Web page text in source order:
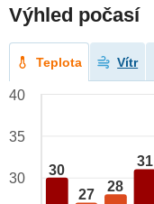
Výhled počasí
Teplota Vítr
30
27
28
31
40
35
30